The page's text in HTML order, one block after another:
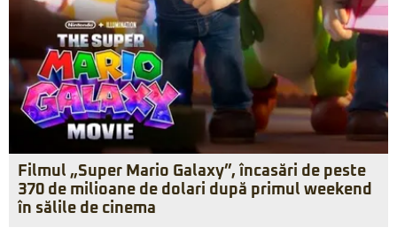
Filmul „Super Mario Galaxy”, încasări de peste
370 de milioane de dolari după primul weekend
în sălile de cinema